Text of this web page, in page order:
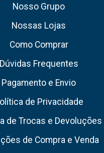
Nosso Grupo
Nossas Lojas
Como Comprar
Dúvidas Frequentes
Pagamento e Envio
de Privacidade
de Trocas e Devoluções
de Compra e Venda